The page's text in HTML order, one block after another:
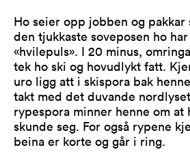
Ho seier opp jobben og pakkar
den tjukkaste soveposen ho
«hvilepuls». I 20 minus,
tek ho ski og hovudlykt fatt.
uro ligg att i skispora bak
takt med det duvande
rypespora minner henne om at
skunde seg. For også rypene
beina er korte og går i ring.